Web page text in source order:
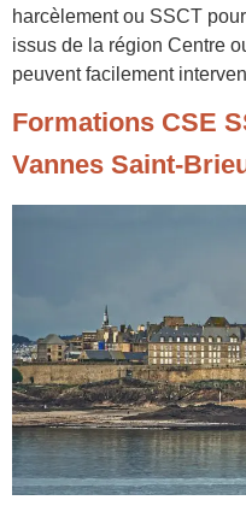
harcèlement ou SSCT
issus de la région Centre
peuvent facilement
Formations CSE
Vannes Saint-